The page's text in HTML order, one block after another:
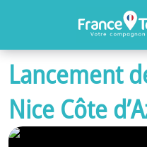
ACCUEIL
FONCTIONNALITÉS
PROFESSIONNELS
Lancement
Nice Côte